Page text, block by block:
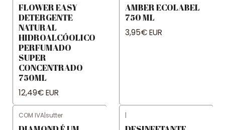
FLOWER EASY
DETERGENTE
NATURAL
HIDROALCÓOLICO
PERFUMADO
SUPER
CONCENTRADO
750ML
12,49€ EUR
AMBER ECOLABEL
750 ML
3,95€ EUR
COM IVA|sutter |